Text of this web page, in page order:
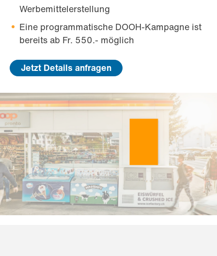
Werbemittelerstellung
Eine programmatische DOOH-Kampagne ist
bereits ab Fr. 550.- möglich
Jetzt Details anfragen